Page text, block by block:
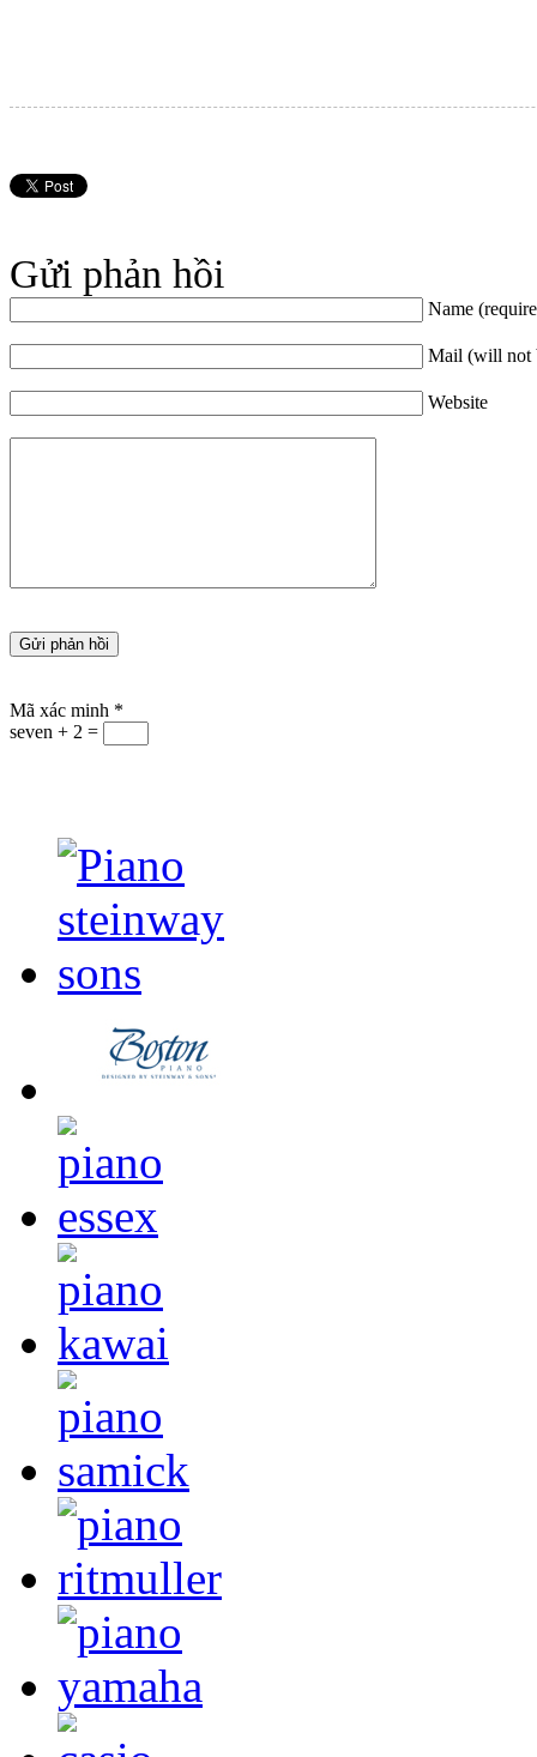
Gửi phản hồi
Name
Mail (will not
Website
Mã xác minh *
seven + 2 =